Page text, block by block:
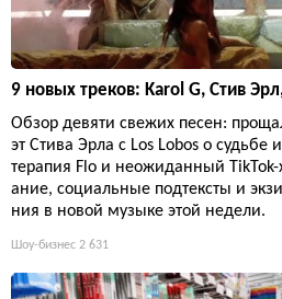
9 новых треков: Karol G, Стив
Обзор девяти свежих песен:
эт Стива Эрла с Los Lobos о
терапия Flo и неожиданный
ание, социальные подтексты и
ния в новой музыке этой недели.
Шоу-бизнес 2 631